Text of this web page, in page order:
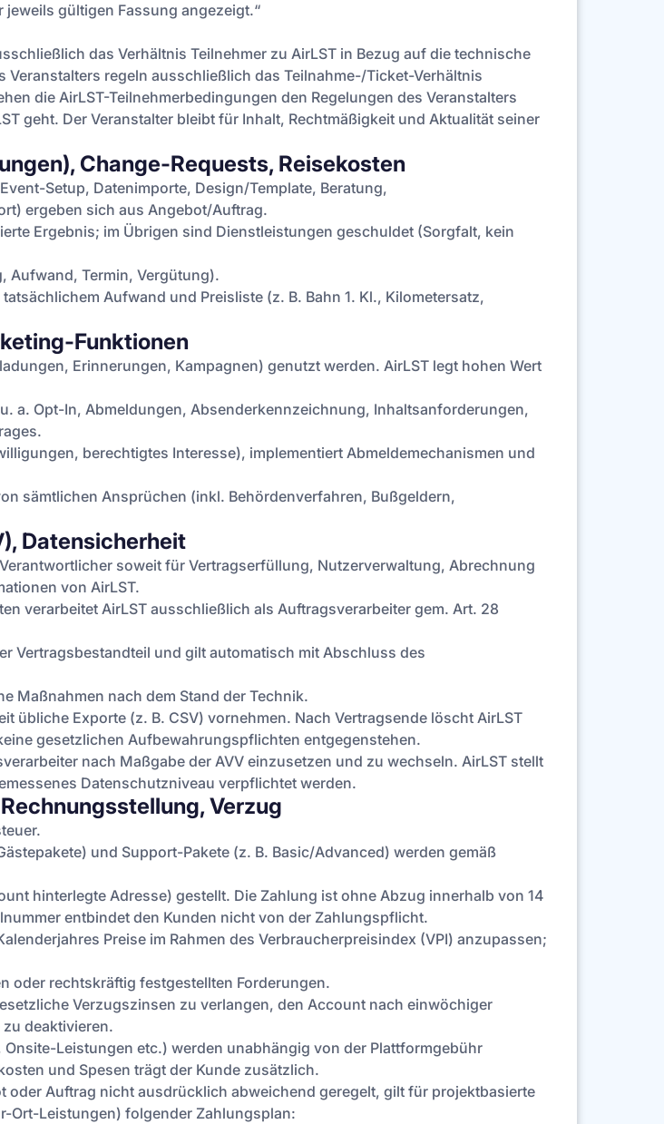
gültigen Fassung angezeigt.“
das Verhältnis Teilnehmer zu AirLST in Bezug auf die technische
regeln ausschließlich das Teilnahme-/Ticket-Verhältnis
die AirLST-Teilnehmerbedingungen den Regelungen des Veranstalters
geht. Der Veranstalter bleibt für Inhalt, Rechtmäßigkeit und Aktualität seiner
Change-Requests, Reisekosten
Setup, Datenimporte, Design/Template, Beratung,
ergeben sich aus Angebot/Auftrag.
Ergebnis; im Übrigen sind Dienstleistungen geschuldet (Sorgfalt, kein
Aufwand, Termin, Vergütung).
Aufwand und Preisliste (z. B. Bahn 1. Kl., Kilometersatz,
Funktionen
Erinnerungen, Kampagnen) genutzt werden. AirLST legt hohen Wert
a. Opt-In, Abmeldungen, Absenderkennzeichnung, Inhaltsanforderungen,
berechtigtes Interesse), implementiert Abmeldemechanismen und
sämtlichen Ansprüchen (inkl. Behördenverfahren, Bußgeldern,
Datensicherheit
soweit für Vertragserfüllung, Nutzerverwaltung, Abrechnung
von AirLST.
verarbeitet AirLST ausschließlich als Auftragsverarbeiter gem. Art. 28
Vertragsbestandteil und gilt automatisch mit Abschluss des
Maßnahmen nach dem Stand der Technik.
übliche Exporte (z. B. CSV) vornehmen. Nach Vertragsende löscht AirLST
gesetzlichen Aufbewahrungspflichten entgegenstehen.
nach Maßgabe der AVV einzusetzen und zu wechseln. AirLST stellt
Datenschutzniveau verpflichtet werden.
Verzug
und Support-Pakete (z. B. Basic/Advanced) werden gemäß
hinterlegte Adresse) gestellt. Die Zahlung ist ohne Abzug innerhalb von 14
entbindet den Kunden nicht von der Zahlungspflicht.
Preise im Rahmen des Verbraucherpreisindex (VPI) anzupassen;
rechtskräftig festgestellten Forderungen.
Verzugszinsen zu verlangen, den Account nach einwöchiger
deaktivieren.
Leistungen etc.) werden unabhängig von der Plattformgebühr
und Spesen trägt der Kunde zusätzlich.
Auftrag nicht ausdrücklich abweichend geregelt, gilt für projektbasierte
Ort-Leistungen) folgender Zahlungsplan: